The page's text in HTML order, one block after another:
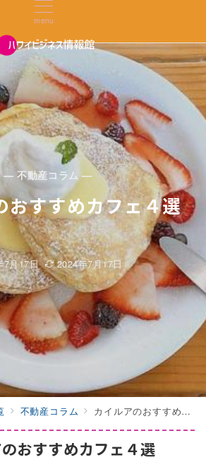
menu
— 不動産コラム —
おすすめカフェ４選
7月17日 2024年7月17日
不動産コラム カイルアのおすすめカフェ４選
おすすめカフェ４選